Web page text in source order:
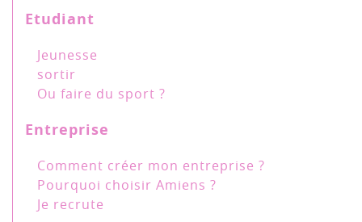
Etudiant
Jeunesse
sortir
Ou faire du sport ?
Entreprise
Comment créer mon entreprise ?
Pourquoi choisir Amiens ?
Je recrute